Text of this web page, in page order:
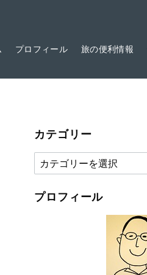
プロフィール 旅の便利情報
カテゴリー
カ
テ
ゴ
プロフィール